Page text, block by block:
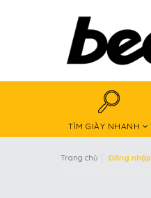
TÌM GIÀY NHANH
Trang chủ Đăng nhập